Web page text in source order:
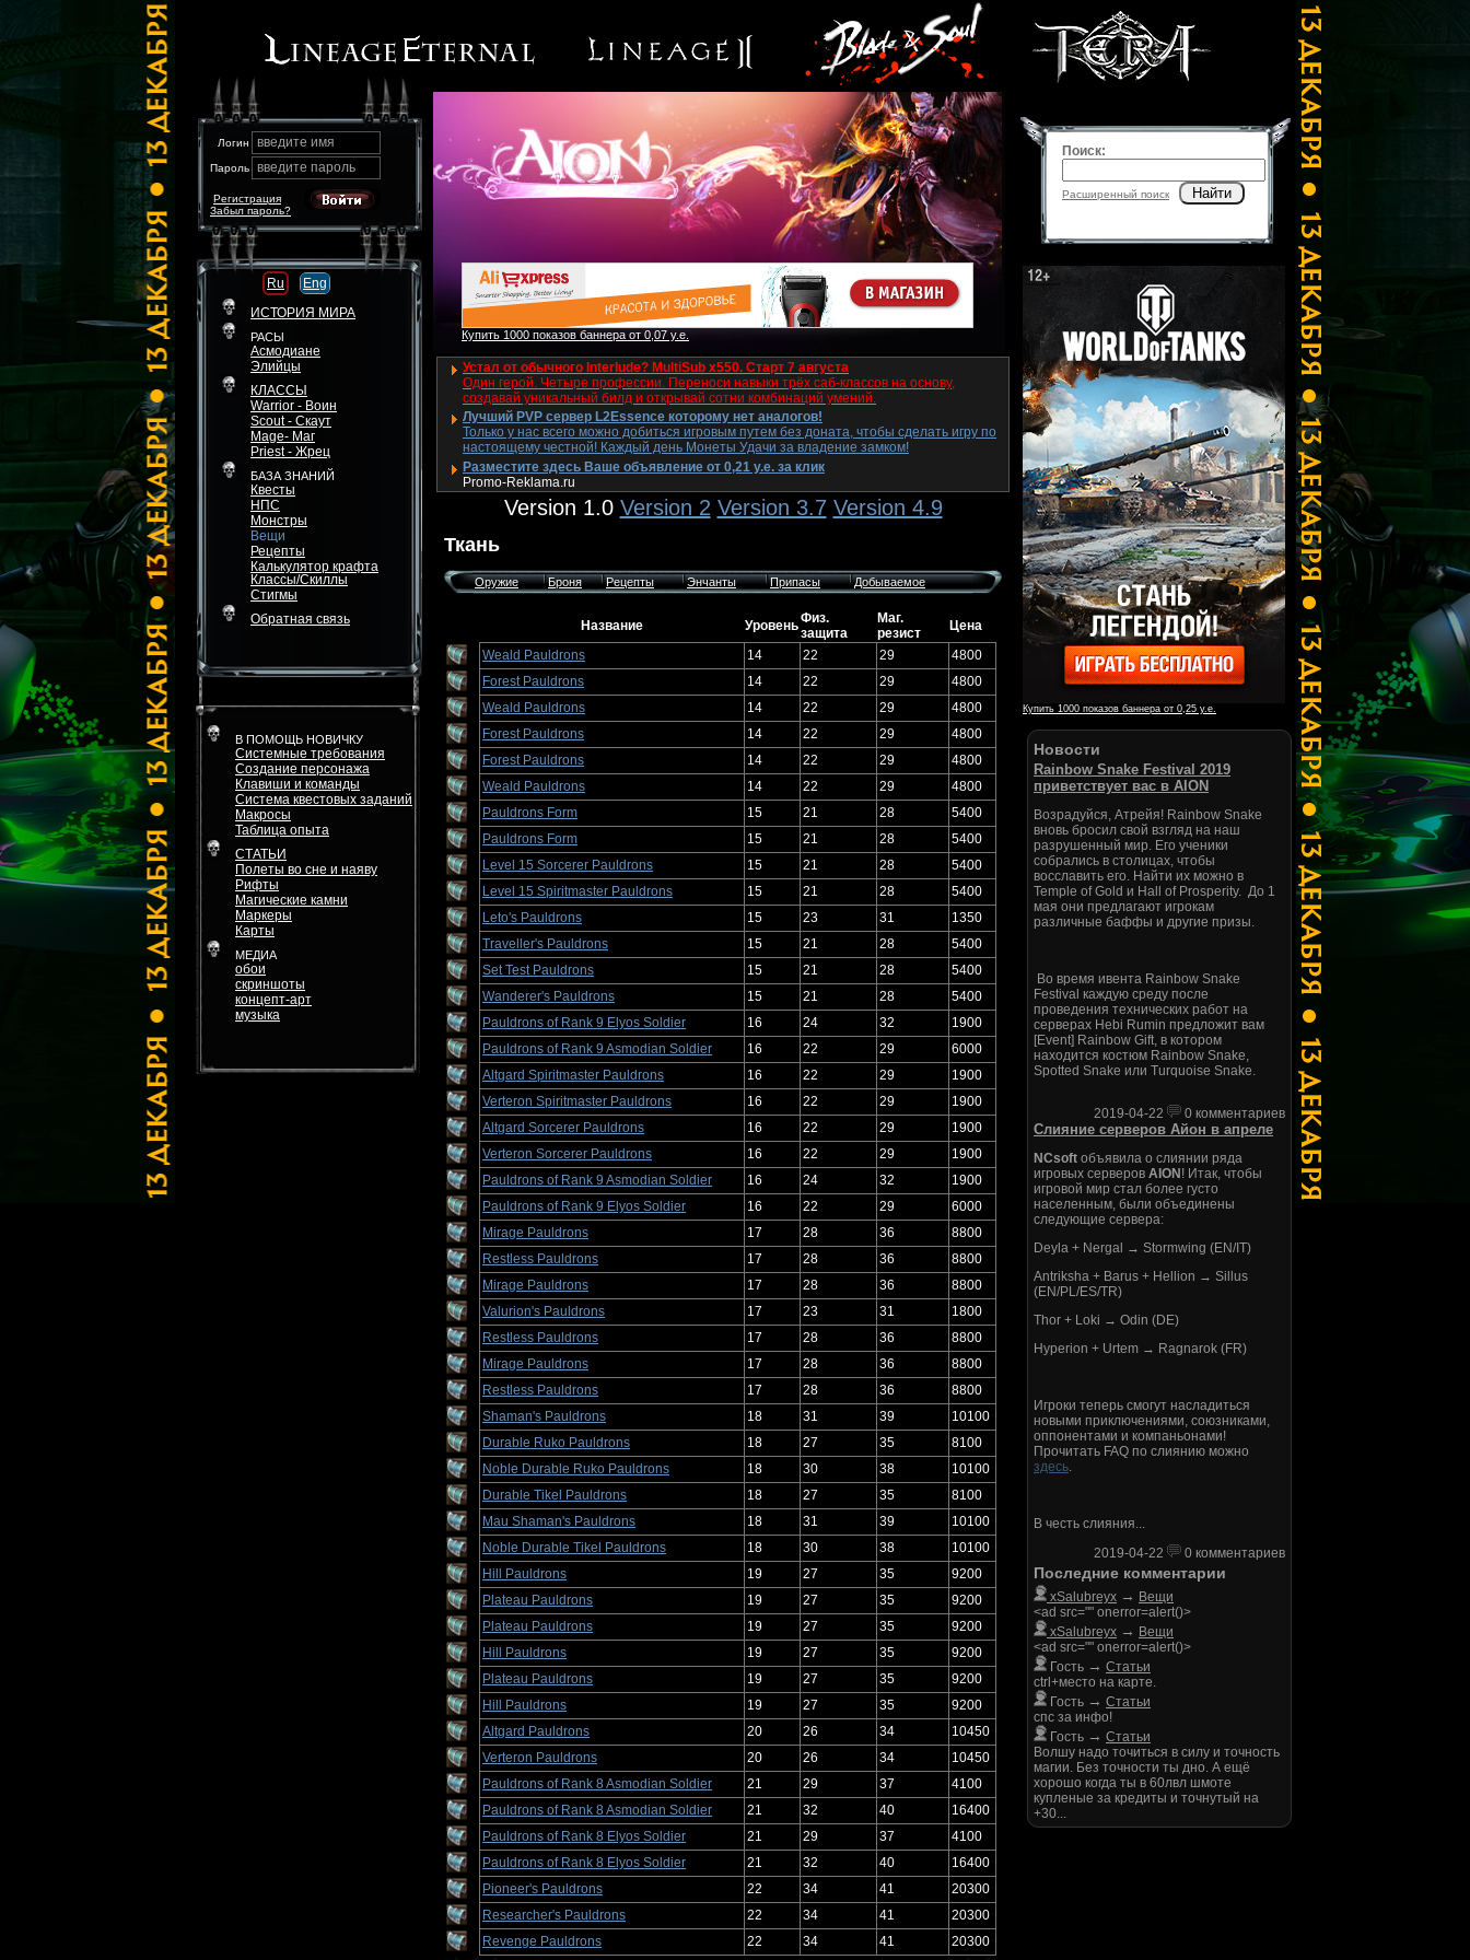
Логин введите имя
Пароль введите пароль
Забыл пароль?
Регистрация
Ru
Eng
ИСТОРИЯ МИРА
РАСЫ
Асмодиане
Элийцы
КЛАССЫ
Warrior - Воин
Scout - Скаут
Mage- Маг
Priest - Жрец
БАЗА ЗНАНИЙ
Квесты
НПС
Монстры
Вещи
Рецепты
Калькулятор крафта
Классы/Скиллы
Стигмы
Обратная связь
В ПОМОЩЬ НОВИЧКУ
Системные требования
Создание персонажа
Клавиши и команды
Система квестовых заданий
Макросы
Таблица опыта
СТАТЬИ
Полеты во сне и наяву
Рифты
Магические камни
Маркеры
Карты
МЕДИА
обои
скриншоты
концепт-арт
музыка
Купить 1000 показов баннера от 0,07 у.е.
Устал от обычного Interlude? MultiSub x550. Старт 7 августа
Один герой. Четыре профессии. Переноси навыки трёх саб-классов на основу,
создавай уникальный билд и открывай сотни комбинаций умений.
Лучший PVP сервер L2Essence которому нет аналогов!
Только у нас всего можно добиться игровым путем без доната, чтобы сделать игру по
настоящему честной! Каждый день Монеты Удачи за владение замком!
Разместите здесь Ваше объявление от 0,21 у.е. за клик
Promo-Reklama.ru
Version 1.0 Version 2 Version 3.7 Version 4.9
Ткань
Оружие Броня Рецепты Энчанты Припасы Добываемое
Название УровеньФиз.
защита
Маг.
резист
Цена
Weald Pauldrons
14 22 29
4800
Forest Pauldrons
14 22 29
4800
Weald Pauldrons
14 22 29
4800
Forest Pauldrons
14 22 29
4800
Forest Pauldrons
14 22 29
4800
Weald Pauldrons
14 22 29
4800
Pauldrons Form
15 21 28
5400
Pauldrons Form
15 21 28
5400
Level 15 Sorcerer Pauldrons
15 21 28
5400
Level 15 Spiritmaster Pauldrons
15 21 28
5400
Leto's Pauldrons
15 23 31
1350
Traveller's Pauldrons
15 21 28
5400
Set Test Pauldrons
15 21 28
5400
Wanderer's Pauldrons
15 21 28
5400
Pauldrons of Rank 9 Elyos Soldier
16 24 32
1900
Pauldrons of Rank 9 Asmodian Soldier
16 22 29
6000
Altgard Spiritmaster Pauldrons
16 22 29
1900
Verteron Spiritmaster Pauldrons
16 22 29
1900
Altgard Sorcerer Pauldrons
16 22 29
1900
Verteron Sorcerer Pauldrons
16 22 29
1900
Pauldrons of Rank 9 Asmodian Soldier
16 24 32
1900
Pauldrons of Rank 9 Elyos Soldier
16 22 29
6000
Mirage Pauldrons
17 28 36
8800
Restless Pauldrons
17 28 36
8800
Mirage Pauldrons
17 28 36
8800
Valurion's Pauldrons
17 23 31
1800
Restless Pauldrons
17 28 36
8800
Mirage Pauldrons
17 28 36
8800
Restless Pauldrons
17 28 36
8800
Shaman's Pauldrons
18 31 39
10100
Durable Ruko Pauldrons
18 27 35
8100
Noble Durable Ruko Pauldrons
18 30 38
10100
Durable Tikel Pauldrons
18 27 35
8100
Mau Shaman's Pauldrons
18 31 39
10100
Noble Durable Tikel Pauldrons
18 30 38
10100
Hill Pauldrons
19 27 35
9200
Plateau Pauldrons
19 27 35
9200
Plateau Pauldrons
19 27 35
9200
Hill Pauldrons
19 27 35
9200
Plateau Pauldrons
19 27 35
9200
Hill Pauldrons
19 27 35
9200
Altgard Pauldrons
20 26 34
10450
Verteron Pauldrons
20 26 34
10450
Pauldrons of Rank 8 Asmodian Soldier
21 29 37
4100
Pauldrons of Rank 8 Asmodian Soldier
21 32 40
16400
Pauldrons of Rank 8 Elyos Soldier
21 29 37
4100
Pauldrons of Rank 8 Elyos Soldier
21 32 40
16400
Pioneer's Pauldrons
22 34 41
20300
Researcher's Pauldrons
22 34 41
20300
Revenge Pauldrons
22 34 41 20300
Поиск:
Расширенный поиск Найти
Купить 1000 показов баннера от 0,25 у.е.
Новости
Rainbow Snake Festival 2019
приветствует вас в AION
Возрадуйся, Атрейя! Rainbow Snake
вновь бросил свой взгляд на наш
разрушенный мир. Его ученики
собрались в столицах, чтобы
восславить его. Найти их можно в
Temple of Gold и Hall of Prosperity. До 1
мая они предлагают игрокам
различные баффы и другие призы.
Во время ивента Rainbow Snake
Festival каждую среду после
проведения технических работ на
серверах Hebi Rumin предложит вам
[Event] Rainbow Gift, в котором
находится костюм Rainbow Snake,
Spotted Snake или Turquoise Snake.
2019-04-22 0 комментариев
Слияние серверов Айон в апреле
NCsoft объявила о слиянии ряда
игровых серверов AION ! Итак, чтобы
игровой мир стал более густо
населенным, были объединены
следующие сервера:
Deyla + Nergal → Stormwing (EN/IT)
Antriksha + Barus + Hellion → Sillus
(EN/PL/ES/TR)
Thor + Loki → Odin (DE)
Hyperion + Urtem → Ragnarok (FR)
Игроки теперь смогут насладиться
новыми приключениями, союзниками,
оппонентами и компаньонами!
Прочитать FAQ по слиянию можно
здесь.
В честь слияния...
2019-04-22
0 комментариев
Последние комментарии
xSalubreyx → Вещи
<ad src="" onerror=alert()>
xSalubreyx → Вещи
<ad src="" onerror=alert()>
Гость → Статьи
ctrl+место на карте.
Гость → Статьи
спс за инфо!
Гость → Статьи
Волшу надо точиться в силу и точность
магии. Без точности ты дно. А ещё
хорошо когда ты в 60лвл шмоте
купленые за кредиты и точнутый на
+30...